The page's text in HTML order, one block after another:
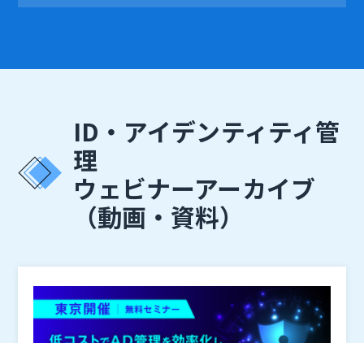
ID・アイデンティティ管
理
ウェビナーアーカイブ
（動画・資料）